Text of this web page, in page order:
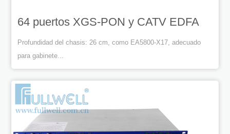
64 puertos XGS-PON y CATV EDFA
Profundidad del chasis: 26 cm, como EA5800-X17, adecuado
para gabinete...